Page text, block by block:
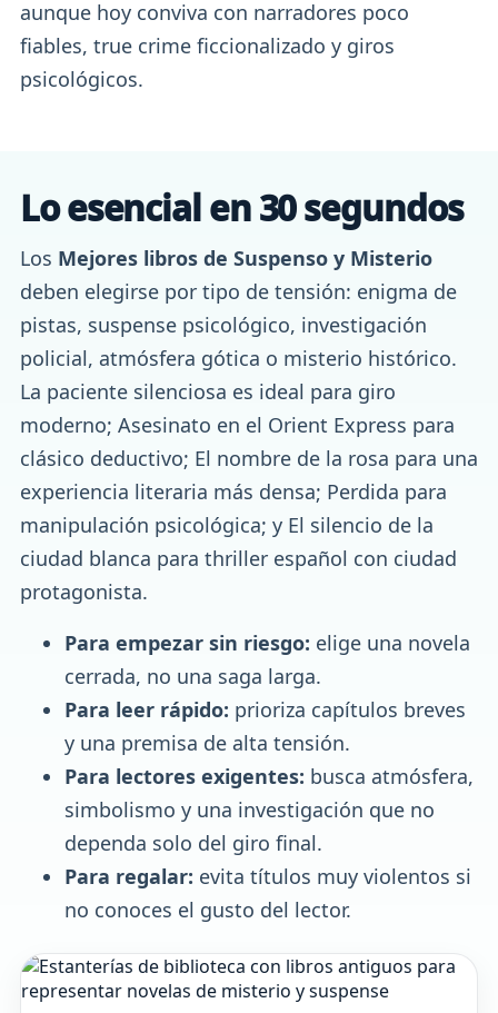
aunque hoy conviva con narradores poco
fiables, true crime ficcionalizado y giros
psicológicos.
Lo esencial en 30 segundos
Los Mejores libros de Suspenso y Misterio
deben elegirse por tipo de tensión: enigma de
pistas, suspense psicológico, investigación
policial, atmósfera gótica o misterio histórico.
La paciente silenciosa es ideal para giro
moderno; Asesinato en el Orient Express para
clásico deductivo; El nombre de la rosa para una
experiencia literaria más densa; Perdida para
manipulación psicológica; y El silencio de la
ciudad blanca para thriller español con ciudad
protagonista.
Para empezar sin riesgo: elige una novela
cerrada, no una saga larga.
Para leer rápido: prioriza capítulos breves
y una premisa de alta tensión.
Para lectores exigentes: busca atmósfera,
simbolismo y una investigación que no
dependa solo del giro final.
Para regalar: evita títulos muy violentos si
no conoces el gusto del lector.